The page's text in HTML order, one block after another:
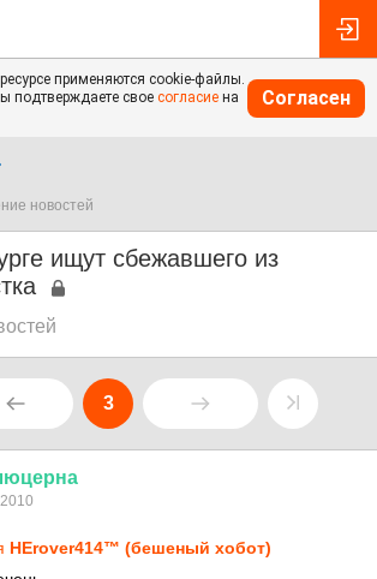
применяются cookie-файлы.
подтверждаете свое согласие на
Согласен
новостей
ищут сбежавшего из
3
НЕrover414™ (бешеный хобот)